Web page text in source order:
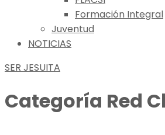
Formación Integral
Juventud
NOTICIAS
SER JESUITA
Categoría Red